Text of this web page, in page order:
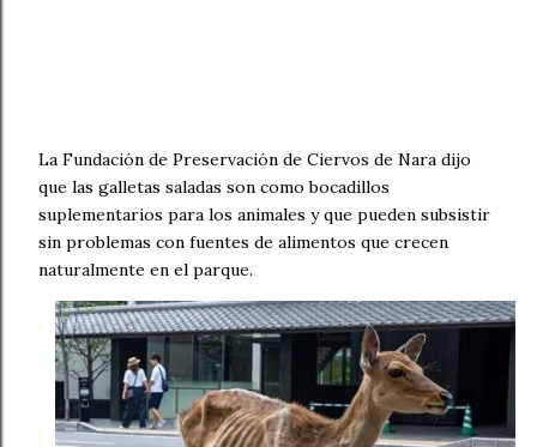
La Fundación de Preservación de Ciervos de Nara dijo
que las galletas saladas son como bocadillos
suplementarios para los animales y que pueden subsistir
sin problemas con fuentes de alimentos que crecen
naturalmente en el parque.